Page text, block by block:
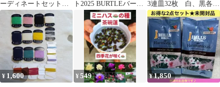
ーディネートセット☘️
110cm 子供 女の子
半袖 ピンク
ト2025 BURTLEバート
ル 空調服 美品
3連皿32枚 白、黒各16
枚
¥ 1,600 ¥549 ¥1,850